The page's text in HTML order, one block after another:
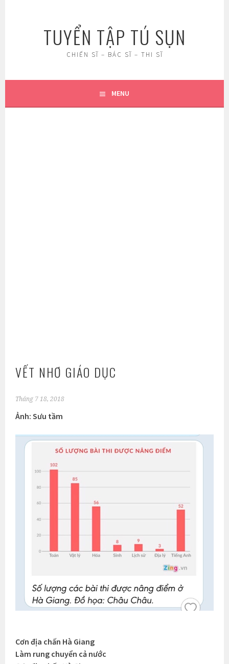
TUYỂN TẬP TÚ SỤN
CHIẾN SĨ – BÁC SĨ – THI SĨ
MENU
VẾT NHƠ GIÁO DỤC
Tháng 7 18, 2018
Ảnh: Sưu tầm
Cơn địa chấn Hà Giang
Làm rung chuyển cả nước